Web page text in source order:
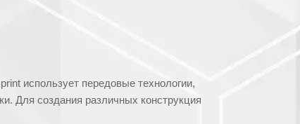
использует передовые технологии,
Для создания различных конструкция